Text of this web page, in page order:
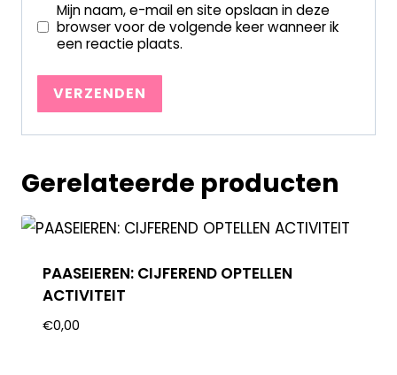
Mijn naam, e-mail en site opslaan in deze
browser voor de volgende keer wanneer ik
een reactie plaats.
Gerelateerde producten
PAASEIEREN: CIJFEREND OPTELLEN
ACTIVITEIT
€0,00